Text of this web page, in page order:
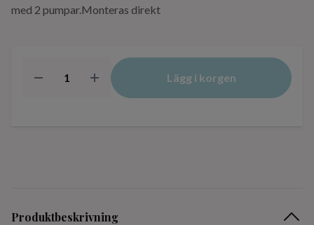
med 2 pumpar.Monteras direkt
Lägg i korgen
Produktbeskrivning